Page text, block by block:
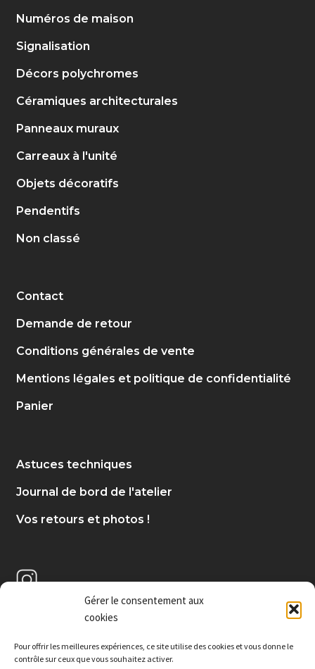
Gérer le consentement aux
cookies
Pour offrir les meilleures expériences, ce site utilise des cookies et vous donne le
contrôle sur ceux que vous souhaitez activer.
Numéros de maison
Signalisation
Décors polychromes
Céramiques architecturales
Panneaux muraux
Carreaux à l'unité
Objets décoratifs
Pendentifs
Non classé
Contact
Demande de retour
Conditions générales de vente
Mentions légales et politique de confidentialité
Panier
Astuces techniques
Journal de bord de l'atelier
Vos retours et photos !